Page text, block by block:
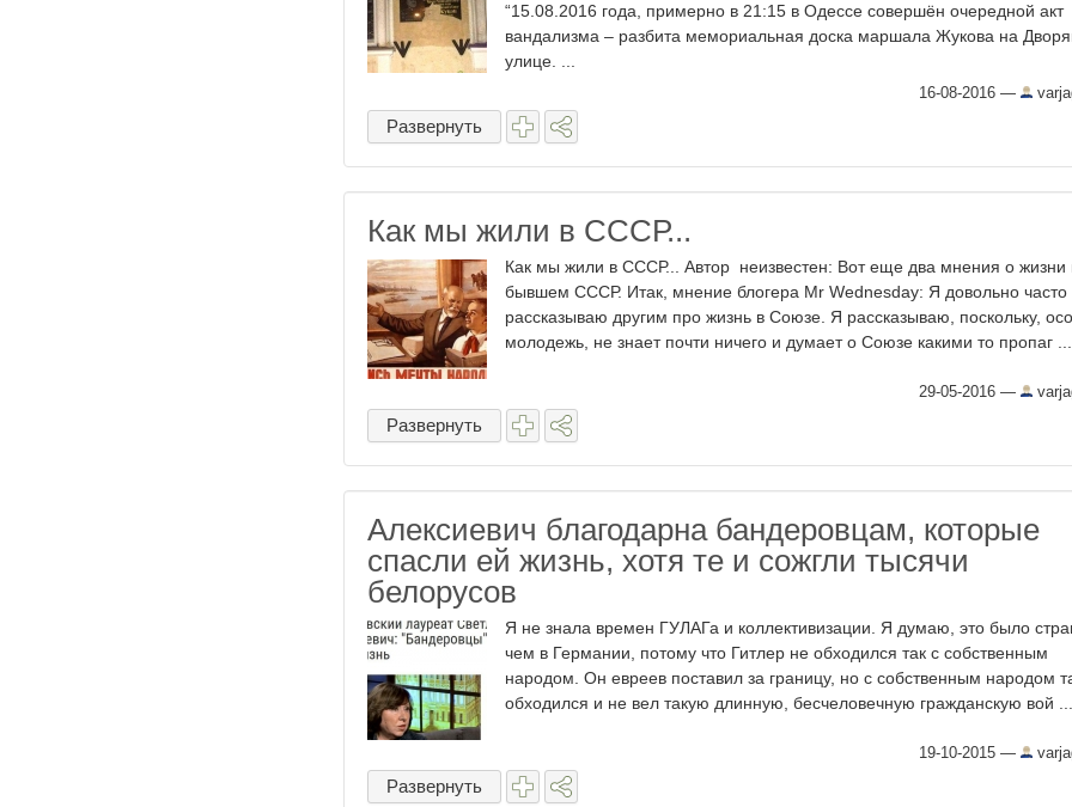
“15.08.2016 года, примерно в 21:15 в Одессе совершён очередной акт
вандализма – разбита мемориальная доска маршала Жукова на
улице. ...
16-08-2016 —
Развернуть
Как мы жили в СССР...
Как мы жили в СССР... Автор неизвестен: Вот еще два мнения о жизни
бывшем СССР. Итак, мнение блогера Mr Wednesday: Я довольно часто
рассказываю другим про жизнь в Союзе. Я рассказываю, поскольку,
молодежь, не знает почти ничего и думает о Союзе какими то пропаг ...
29-05-2016 —
Развернуть
Алексиевич благодарна бандеровцам, которые
спасли ей жизнь, хотя те и сожгли тысячи
белорусов
Я не знала времен ГУЛАГа и коллективизации. Я думаю, это было
чем в Германии, потому что Гитлер не обходился так с собственным
народом. Он евреев поставил за границу, но с собственным народом
обходился и не вел такую длинную, бесчеловечную гражданскую вой ...
19-10-2015 —
Развернуть